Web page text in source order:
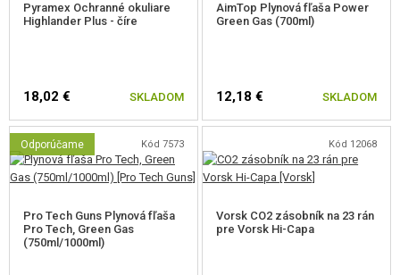
Obojstranná páčka poistky.
Predĺžené zväčšené hrdlo zásobníka.
Jedinečné sériové číslo vyryté na ráme zbrane.
Adaptér na tlmič vrátane krytu. Závit 14 mm ľavotočivý.
Pyramex Ochranné okuliare
Highlander Plus - číre
18,02 € SKLADOM
AimTop Plynová fľaša Power
Green Gas (700ml)
12,18 € SKLADOM
Odporúčame Kód 7573
Pro Tech Guns Plynová fľaša
Pro Tech, Green Gas
(750ml/1000ml)
Kód 12068
Vorsk CO2 zásobník na 23 rán
pre Vorsk Hi-Capa